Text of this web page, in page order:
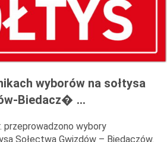
wyborów na sołtysa
Biedacz� …
przeprowadzono wybory
Sołectwa Gwizdów – Biedaczów.